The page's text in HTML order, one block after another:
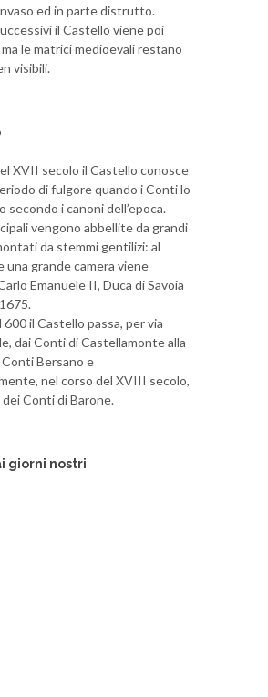
ed in parte distrutto.
il Castello viene poi
le matrici medioevali restano
visibili.
XVII secolo il Castello conosce
di fulgore quando i Conti lo
secondo i canoni dell’epoca.
vengono abbellite da grandi
da stemmi gentilizi: al
una grande camera viene
Emanuele II, Duca di Savoia
il Castello passa, per via
dai Conti di Castellamonte alla
Bersano e
nel corso del XVIII secolo,
dei Conti di Barone.
giorni nostri